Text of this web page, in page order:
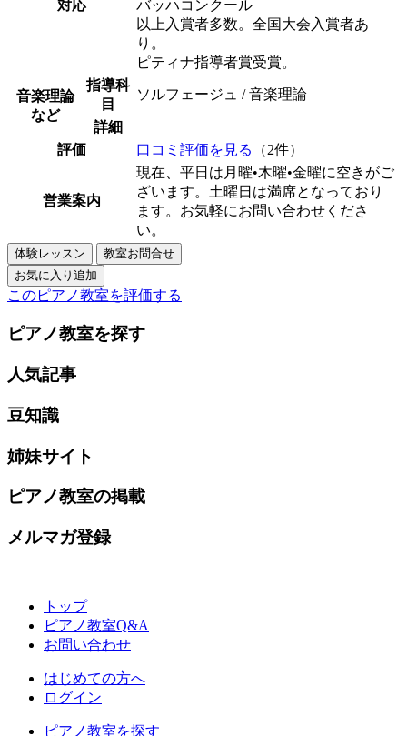
対応
バッハコンクール
以上入賞者多数。全国大会入賞者あ
り。
ピティナ指導者賞受賞。
音楽理論
など
指導科
目
ソルフェージュ / 音楽理論
詳細
評価
口コミ評価を見る （2件）
営業案内
現在、平日は月曜•木曜•金曜に空きがご
ざいます。土曜日は満席となっており
ます。お気軽にお問い合わせくださ
い。
このピアノ教室を評価する
ピアノ教室を探す
人気記事
豆知識
姉妹サイト
ピアノ教室の掲載
メルマガ登録
トップ
ピアノ教室Q&A
お問い合わせ
はじめての方へ
ログイン
ピアノ教室を探す